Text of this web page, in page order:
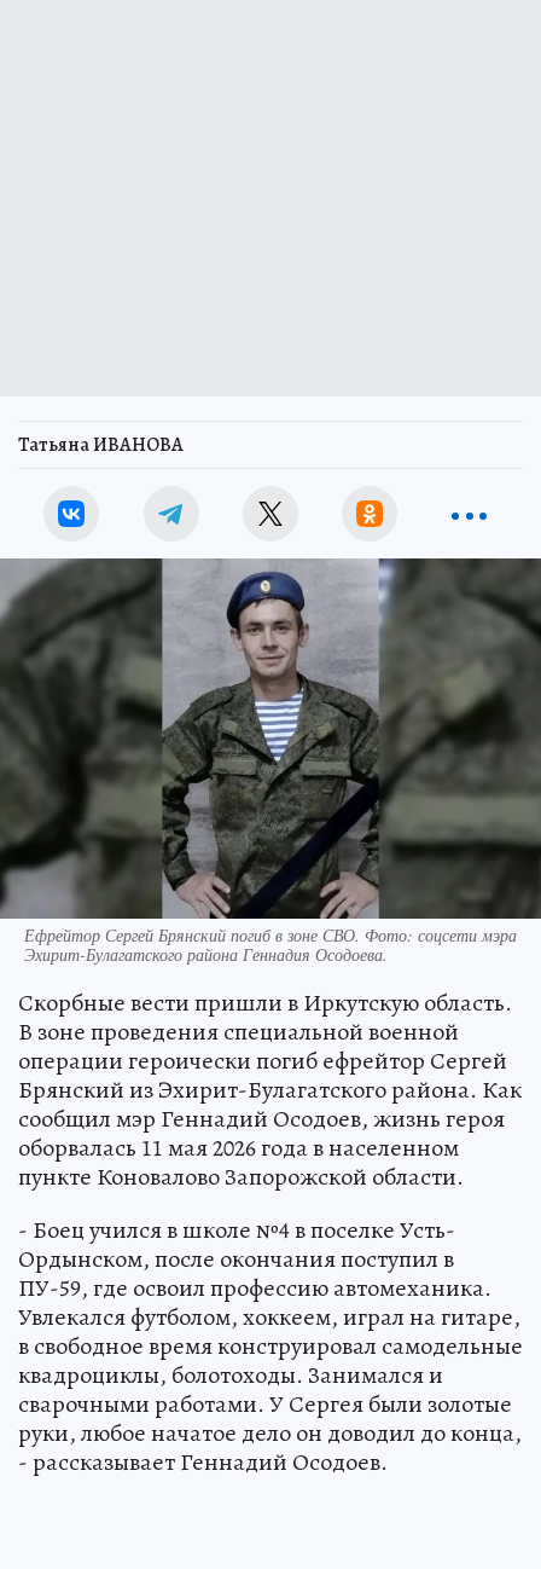
Татьяна ИВАНОВА
Ефрейтор Сергей Брянский погиб в зоне СВО. Фото: соцсети мэра
Эхирит-Булагатского района Геннадия Осодоева.
Скорбные вести пришли в Иркутскую область.
В зоне проведения специальной военной
операции героически погиб ефрейтор Сергей
Брянский из Эхирит-Булагатского района. Как
сообщил мэр Геннадий Осодоев, жизнь героя
оборвалась 11 мая 2026 года в населенном
пункте Коновалово Запорожской области.
- Боец учился в школе №4 в поселке Усть-
Ордынском, после окончания поступил в
ПУ-59, где освоил профессию автомеханика.
Увлекался футболом, хоккеем, играл на гитаре,
в свободное время конструировал самодельные
квадроциклы, болотоходы. Занимался и
сварочными работами. У Сергея были золотые
руки, любое начатое дело он доводил до конца,
- рассказывает Геннадий Осодоев.